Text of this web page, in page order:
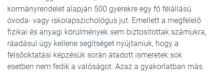
kormányrendelet alapján 500 gyerekre egy fő félállású
óvoda- vagy iskolapszichológus jut. Emellett a megfelelő
fizikai és anyagi körülmények sem biztosítottak számukra,
ráadásul úgy kellene segítséget nyújtaniuk, hogy a
felsőoktatási képzésük során átadott ismeretek sok
esetben nem fedik a valóságot. Azaz a gyakorlatban más